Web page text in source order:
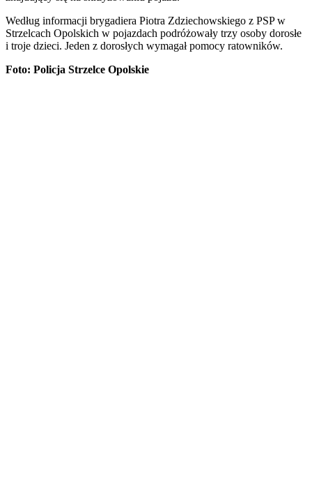
Według informacji brygadiera Piotra Zdziechowskiego z PSP w
Strzelcach Opolskich w pojazdach podróżowały trzy osoby dorosłe
i troje dzieci. Jeden z dorosłych wymagał pomocy ratowników.
Foto: Policja Strzelce Opolskie